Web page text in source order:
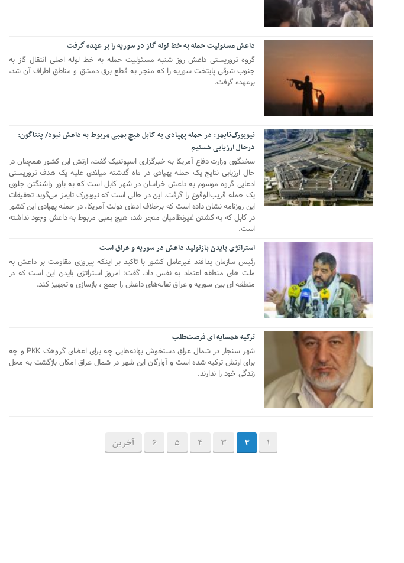
داعش مسئولیت حمله به خط لوله گاز در سوریه را بر عهده گرفت
گروه تروریستی داعش روز شنبه مسئولیت حمله به خط لوله اصلی انتقال گاز به
جنوب شرقی پایتخت سوریه را که منجر به قطع برق دمشق و مناطق اطراف آن شد،
برعهده گرفت.
11 سپتامبر 2021
نیویورک‌تایمز: در حمله پهپادی به کابل هیچ بمبی مربوط به داعش نبود/ پنتاگون:
درحال ارزیابی هستیم
سخنگوی وزارت دفاع آمریکا به خبرگزاری اسپوتنیک گفت، ارتش این کشور همچنان در
حال ارزیابی نتایج یک حمله پهپادی در ماه گذشته میلادی علیه یک هدف تروریستی
ادعایی گروه موسوم به داعش خراسان در شهر کابل است که به باور واشنگتن جلوی
یک حمله قریب‌الوقوع را گرفت. این در حالی است که نیویورک تایمز می‌گوید تحقیقات
این روزنامه نشان داده است که برخلاف ادعای دولت آمریکا، در حمله پهپادی این کشور
در کابل که به کشتن غیرنظامیان منجر شد، هیچ بمبی مربوط به داعش وجود نداشته
است.
استراتژی بایدن بازتولید داعش در سوریه و عراق است
رئیس سازمان پدافند غیرعامل کشور با تاکید بر اینکه پیروزی مقاومت بر داعش به
ملت های منطقه اعتماد به نفس داد، گفت: امروز استراتژی بایدن این است که در
منطقه ای بین سوریه و عراق تفاله‌های داعش را جمع ، بازسازی و تجهیز کند.
ترکیه همسایه ای فرصت‌طلب
شهر سنجار در شمال عراق دستخوش بهانه‌هایی چه برای اعضای گروهک PKK و چه
برای ارتش ترکیه شده است و آوارگان این شهر در شمال عراق امکان بازگشت به محل
زندگی خود را ندارند.
1
2
3
4
5
6 آخرین